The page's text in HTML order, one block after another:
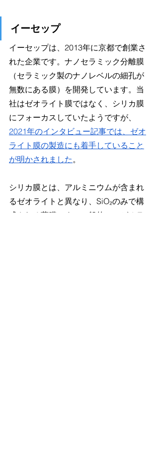
イーセップ
イーセップは、2013年に京都で創業さ
れた企業です。ナノセラミック分離膜
（セラミック製のナノレベルの細孔が
無数にある膜）を開発しています。当
社はゼオライト膜ではなく、シリカ膜
にフォーカスしていたようですが、
2021年のインタビュー記事では、ゼオ
ライト膜の製造にも着手していること
が明かされました。
シリカ膜とは、アルミニウムが含まれ
るゼオライトと異なり、SiO₂のみで構
成される薄膜です。一般的に、ゼオラ